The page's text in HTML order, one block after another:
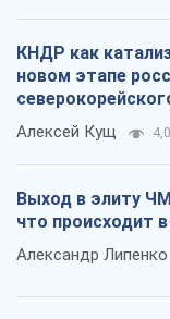
КНДР как
новом этапе
Алексей Кущ
Выход в элиту
что происходит
Александр Липенко